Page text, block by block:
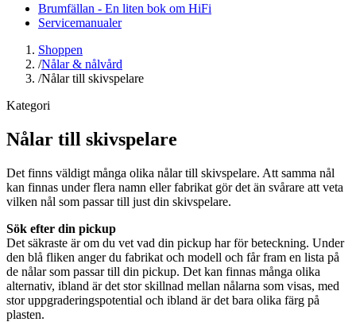
Brumfällan - En liten bok om HiFi
Servicemanualer
Shoppen
/Nålar & nålvård
/Nålar till skivspelare
Kategori
Nålar till skivspelare
Det finns väldigt många olika nålar till skivspelare. Att samma nål
kan finnas under flera namn eller fabrikat gör det än svårare att veta
vilken nål som passar till just din skivspelare.
Sök efter din pickup
Det säkraste är om du vet vad din pickup har för beteckning. Under
den blå fliken anger du fabrikat och modell och får fram en lista på
de nålar som passar till din pickup. Det kan finnas många olika
alternativ, ibland är det stor skillnad mellan nålarna som visas, med
stor uppgraderingspotential och ibland är det bara olika färg på
plasten.